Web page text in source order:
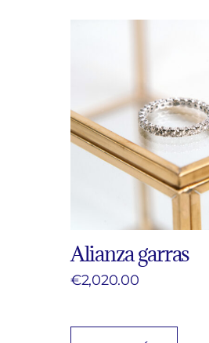
Alianza garras
€2,020.00